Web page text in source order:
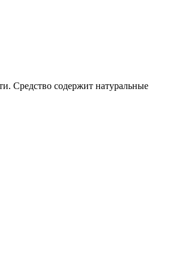
Средство содержит натуральные